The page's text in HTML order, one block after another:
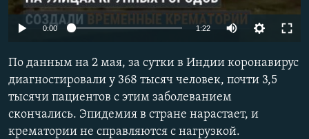
0:00 1:22 Auto
720p
По данным на 2 мая, за сутки в Индии коронавирус
диагностировали у 368 тысяч человек, почти 3,5
тысячи пациентов с этим заболеванием
скончались. Эпидемия в стране нарастает, и
крематории не справляются с нагрузкой.